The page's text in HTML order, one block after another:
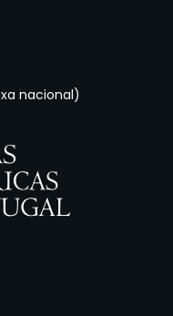
nacional)